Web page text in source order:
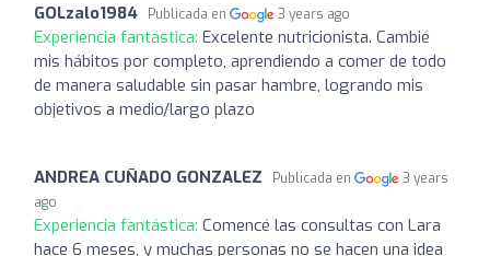
GOLzalo1984 Publicada en 3 years ago
Experiencia fantástica: Excelente nutricionista. Cambié
mis hábitos por completo, aprendiendo a comer de todo
de manera saludable sin pasar hambre, logrando mis
objetivos a medio/largo plazo
ANDREA CUÑADO GONZALEZ Publicada en
3 years
ago
Experiencia fantástica: Comencé las consultas con Lara
hace 6 meses, y muchas personas no se hacen una idea